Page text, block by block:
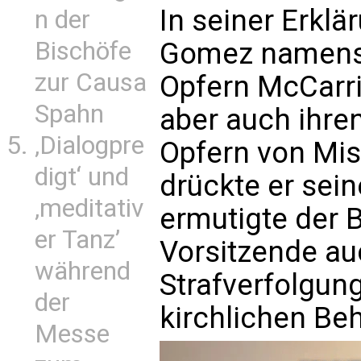
n der
Bischöfe
zur Causa
Spahn
‚Dialogpre
digt‘ und
‚meditativ
er Tanz’
während
der
Messe
In seiner
Gomez
Opfern
aber auch
Opfern von
drückte er
ermutigte der
Vorsitzende
kirchlichen